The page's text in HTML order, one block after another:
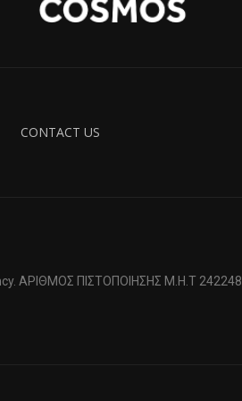
CONTACT US
ΑΡΙΘΜΟΣ ΠΙΣΤΟΠΟΙΗΣΗΣ Μ.Η.Τ 242248